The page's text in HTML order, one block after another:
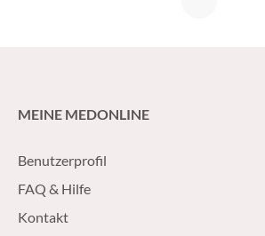
MEINE MEDONLINE
Benutzerprofil
FAQ & Hilfe
Kontakt